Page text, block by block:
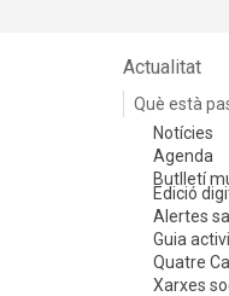
Actualitat
Què està
Notícies
Agenda
Butlletí
Edició
Alertes
Guia
Quatre
Xarxes